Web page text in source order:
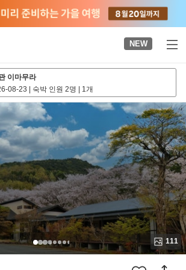
NEW
이마무라
08-23 | 숙박 인원 2명 | 1개
111